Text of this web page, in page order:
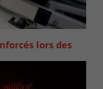
lors des